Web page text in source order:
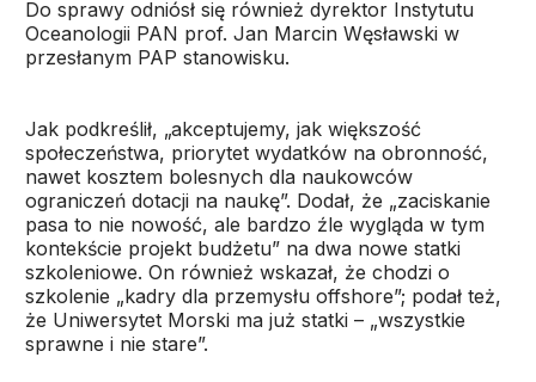
Do sprawy odniósł się również dyrektor Instytutu
Oceanologii PAN prof. Jan Marcin Węsławski w
przesłanym PAP stanowisku.
Jak podkreślił, „akceptujemy, jak większość
społeczeństwa, priorytet wydatków na obronność,
nawet kosztem bolesnych dla naukowców
ograniczeń dotacji na naukę”. Dodał, że „zaciskanie
pasa to nie nowość, ale bardzo źle wygląda w tym
kontekście projekt budżetu” na dwa nowe statki
szkoleniowe. On również wskazał, że chodzi o
szkolenie „kadry dla przemysłu offshore”; podał też,
że Uniwersytet Morski ma już statki – „wszystkie
sprawne i nie stare”.